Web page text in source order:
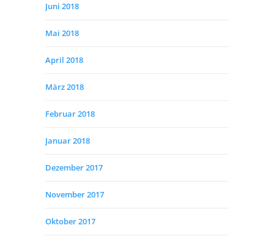
Juni 2018
Mai 2018
April 2018
März 2018
Februar 2018
Januar 2018
Dezember 2017
November 2017
Oktober 2017